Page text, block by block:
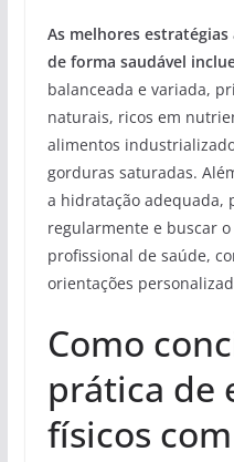
As melhores
de forma saudável
balanceada e variada,
naturais, ricos em
alimentos
gorduras saturadas.
a hidratação adequada,
regularmente e buscar
profissional de saúde,
orientações
Como
prática de
físicos